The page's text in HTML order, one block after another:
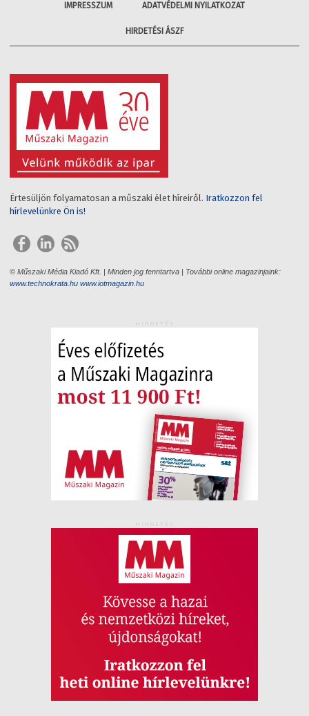
IMPRESSZUM ADATVÉDELMI NYILATKOZAT
HIRDETÉSI ÁSZF
Értesüljön folyamatosan a műszaki élet híreiről. Iratkozzon fel
hírlevelünkre Ön is!
© Műszaki Média Kiadó Kft. | Minden jog fenntartva | További online magazinjaink:
www.technokrata.hu www.iotmagazin.hu
HIRDETÉS
HIRDETÉS